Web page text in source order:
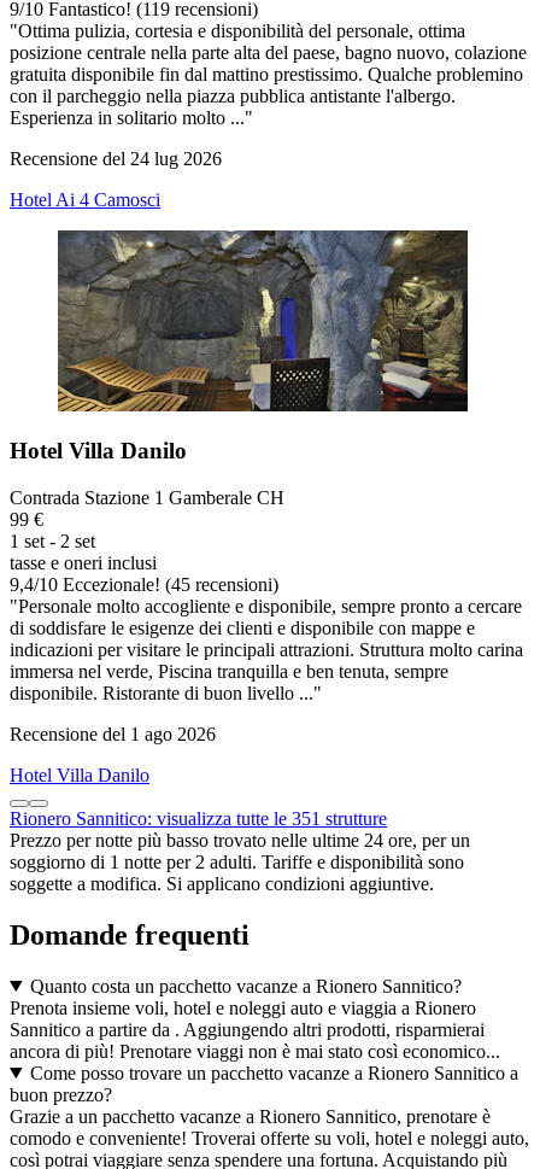
9/10 Fantastico! (119 recensioni)
"Ottima pulizia, cortesia e disponibilità del personale, ottima
posizione centrale nella parte alta del paese, bagno nuovo, colazione
gratuita disponibile fin dal mattino prestissimo. Qualche problemino
con il parcheggio nella piazza pubblica antistante l'albergo.
Esperienza in solitario molto ..."
Recensione del 24 lug 2026
Hotel Ai 4 Camosci
Hotel Villa Danilo
Contrada Stazione 1 Gamberale CH
99 €
1 set - 2 set
tasse e oneri inclusi
9,4/10 Eccezionale! (45 recensioni)
"Personale molto accogliente e disponibile, sempre pronto a cercare
di soddisfare le esigenze dei clienti e disponibile con mappe e
indicazioni per visitare le principali attrazioni. Struttura molto carina
immersa nel verde, Piscina tranquilla e ben tenuta, sempre
disponibile. Ristorante di buon livello ..."
Recensione del 1 ago 2026
Hotel Villa Danilo
Rionero Sannitico: visualizza tutte le 351 strutture
Prezzo per notte più basso trovato nelle ultime 24 ore, per un
soggiorno di 1 notte per 2 adulti. Tariffe e disponibilità sono
soggette a modifica. Si applicano condizioni aggiuntive.
Domande frequenti
Quanto costa un pacchetto vacanze a Rionero Sannitico?
Prenota insieme voli, hotel e noleggi auto e viaggia a Rionero
Sannitico a partire da . Aggiungendo altri prodotti, risparmierai
ancora di più! Prenotare viaggi non è mai stato così economico...
Come posso trovare un pacchetto vacanze a Rionero Sannitico a
buon prezzo?
Grazie a un pacchetto vacanze a Rionero Sannitico, prenotare è
comodo e conveniente! Troverai offerte su voli, hotel e noleggi auto,
così potrai viaggiare senza spendere una fortuna. Acquistando più